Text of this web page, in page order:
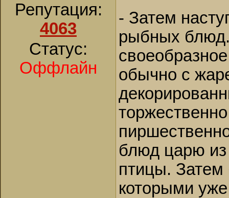
Репутация:
4063
Статус:
Оффлайн
- Затем
рыбных
обычно с
блюд царю из
птицы. Затем
которыми